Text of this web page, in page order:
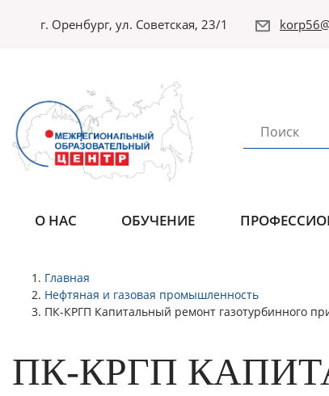
г. Оренбург, ул. Советская, 23/1
О НАС ОБУЧЕНИЕ
Главная
Нефтяная и газовая промышленность
ПК-КРГП Капитальный ремонт газотурбинного
ПК-КРГП